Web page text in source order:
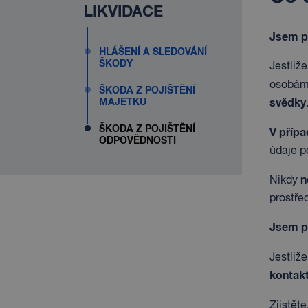
LIKVIDACE
HLÁŠENÍ A SLEDOVÁNÍ
ŠKODY
ŠKODA Z POJIŠTĚNÍ
MAJETKU
ŠKODA Z POJIŠTĚNÍ
ODPOVĚDNOSTI
Jsem
svědky.
V
údaje
Nikdy
Jsem